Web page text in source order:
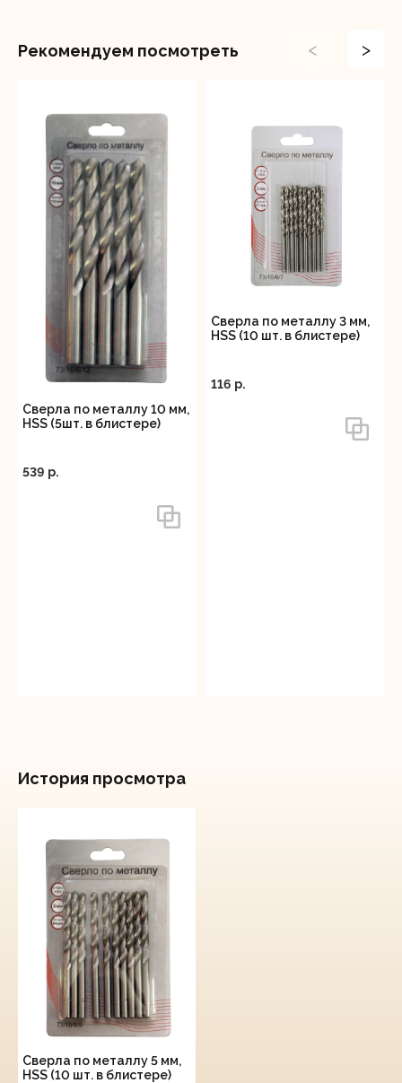
Рекомендуем посмотреть < >
Сверла по металлу 10 мм,
HSS (5шт. в блистере)
539 p.
Сверла по металлу 3 мм,
HSS (10 шт. в блистере)
116 p.
История просмотра
Сверла по металлу 5 мм,
HSS (10 шт. в блистере)